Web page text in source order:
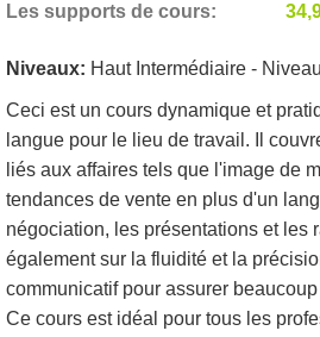
Les supports de cours
Niveaux: Haut Intermédiaire -
Ceci est un cours dynamique et
langue pour le lieu de travail. Il
liés aux affaires tels que l'image de
tendances de vente en plus d'un
négociation, les présentations et les
également sur la fluidité et la
communicatif pour assurer
Ce cours est idéal pour tous les